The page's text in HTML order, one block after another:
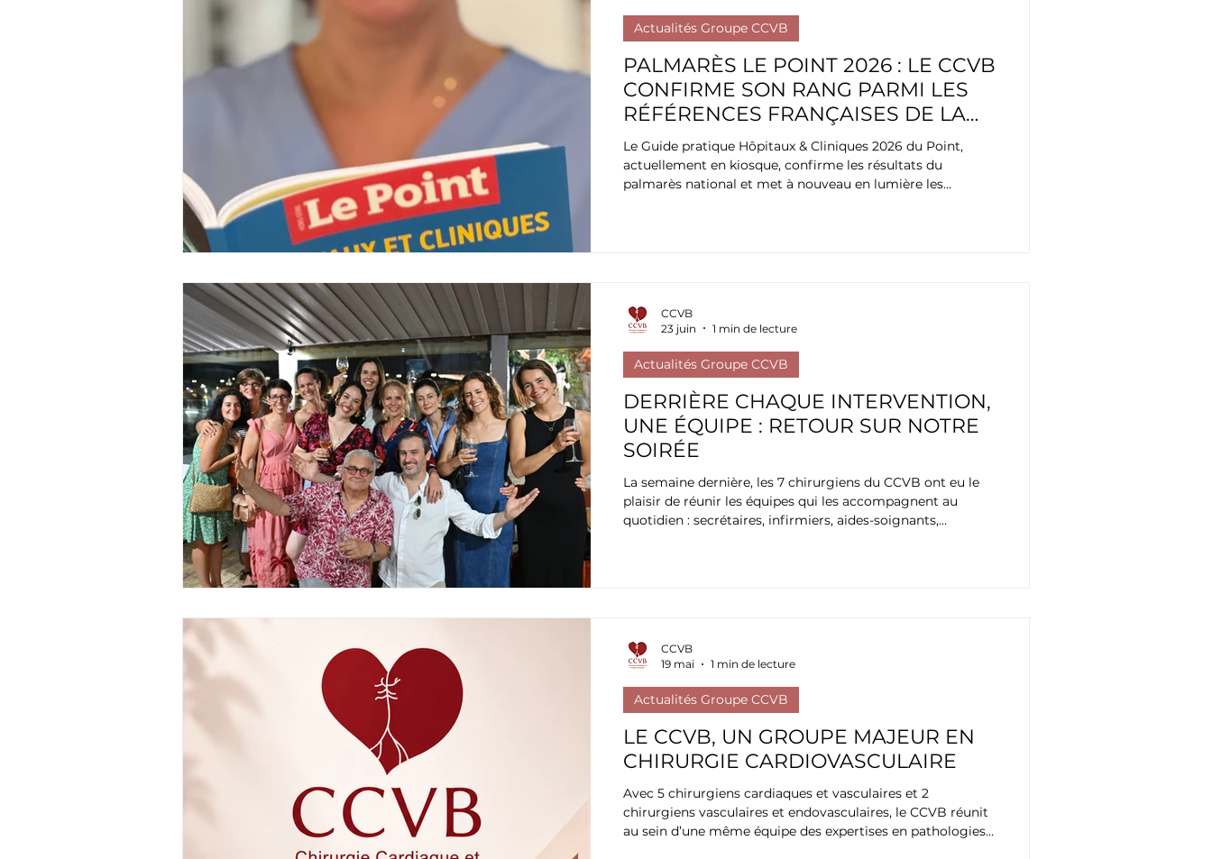
Circulation extra-corporelle IAC Institut Aquitain du Coeur Chirurgie mini-invasive
PALMARÈS LE POINT 2026 : LE CCVB
CONFIRME SON RANG PARMI LES
RÉFÉRENCES FRANÇAISES DE LA
CHIRURGIE CARDIAQUE ADULTE
Le Guide pratique Hôpitaux & Cliniques 2026 du Point,
actuellement en kiosque, confirme les résultats du
palmarès national et met à nouveau en lumière les
Actualités Groupe CCVB
DERRIÈRE CHAQUE INTERVENTION,
UNE ÉQUIPE : RETOUR SUR NOTRE
SOIRÉE
La semaine dernière, les 7 chirurgiens du CCVB ont eu le
plaisir de réunir les équipes qui les accompagnent au
quotidien : secrétaires, infirmiers, aides-soignants,
Actualités Groupe CCVB
CCVB
23 juin
1 min de lecture
LE CCVB, UN GROUPE MAJEUR EN
CHIRURGIE CARDIOVASCULAIRE
Avec 5 chirurgiens cardiaques et vasculaires et 2
chirurgiens vasculaires et endovasculaires, le CCVB réunit
au sein d’une même équipe des expertises en pathologies
Actualités Groupe CCVB
CCVB
19 mai
1 min de lecture